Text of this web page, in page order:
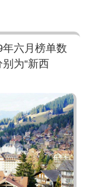
年六月榜单数
别为“新西